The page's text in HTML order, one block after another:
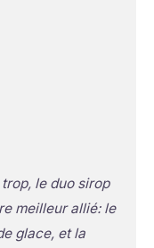
le duo sirop
meilleur allié: le
glace, et la